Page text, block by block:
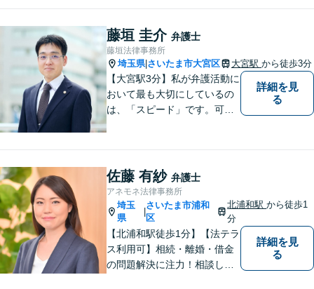
的確に把握し、ご意向に沿え
るよう尽力いたします！業種
ごとに専門化したチームでの
サポート体制あり！ぜひ一度
ご相談ください。
藤垣 圭介 弁護士
藤垣法律事務所
埼玉県| さいたま市大宮区 大宮駅 から徒歩3分
【大宮駅3分】私が弁護活動に
おいて最も大切にしているの
は、「スピード」です。可能
で、少しでもご依頼者様の安
心につながるように尽くして
おります。
詳細を見
る
佐藤 有紗 弁護士
アネモネ法律事務所
埼玉
県
|
さいたま市浦和
区
北浦和駅から徒歩1
分
【北浦和駅徒歩1分】【法テラ
ス利用可】相続・離婚・借金
の問題解決に注力！相談して
詳細を見
る